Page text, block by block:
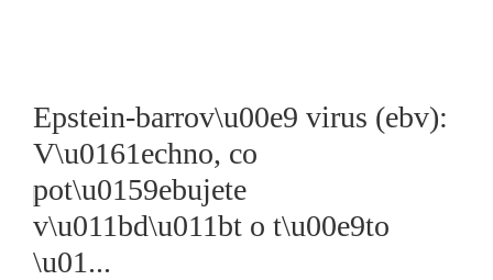
Epstein-barrov\u00e9 virus (ebv):
V\u0161echno, co
pot\u0159ebujete
v\u011bd\u011bt o t\u00e9to
\u01...